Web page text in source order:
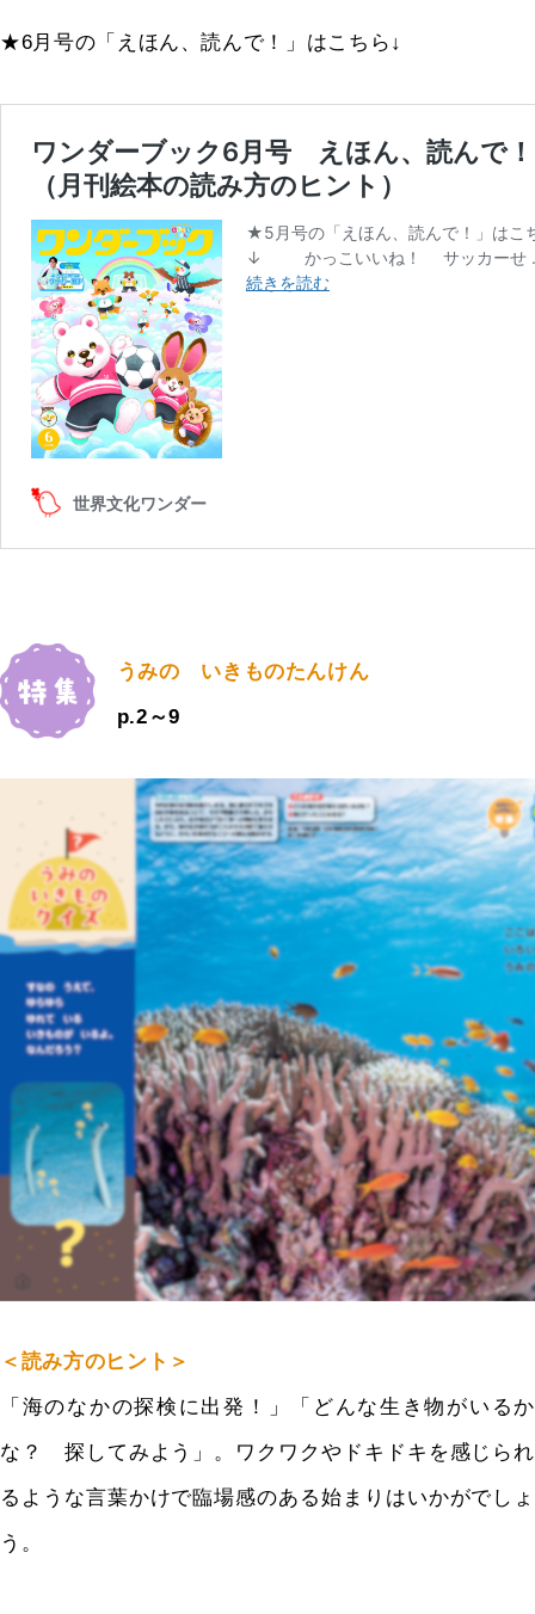
★6月号の「えほん、読んで！」はこちら↓
うみの いきものたんけん
p.2～9
＜読み方のヒント＞
「海のなかの探検に出発！」「どんな生き物がいるか
な？ 探してみよう」。ワクワクやドキドキを感じられ
るような言葉かけで臨場感のある始まりはいかがでしょ
う。